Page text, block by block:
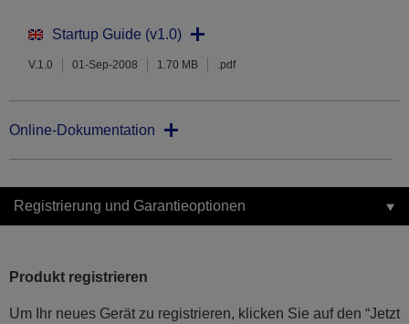
Startup Guide (v1.0)
V.1.0 01-Sep-2008 1.70 MB .pdf
Online-Dokumentation
Registrierung und Garantieoptionen
Produkt registrieren
Um Ihr neues Gerät zu registrieren, klicken Sie auf den “Jetzt